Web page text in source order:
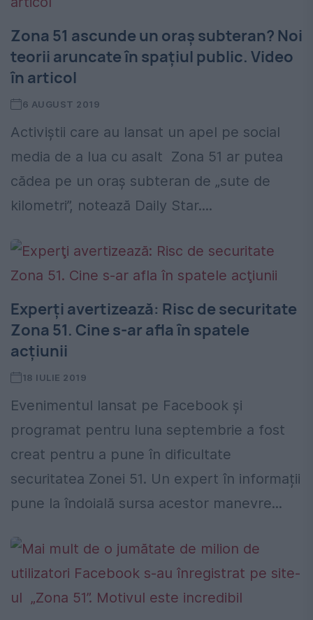
Zona 51 ascunde un oraş subteran? Noi
teorii aruncate în spaţiul public. Video
în articol
6 AUGUST 2019
Activiştii care au lansat un apel pe social
media de a lua cu asalt Zona 51 ar putea
cădea pe un oraș subteran de „sute de
kilometri”, notează Daily Star....
Experţi avertizează: Risc de securitate
Zona 51. Cine s-ar afla în spatele
acţiunii
18 IULIE 2019
Evenimentul lansat pe Facebook şi
programat pentru luna septembrie a fost
creat pentru a pune în dificultate
securitatea Zonei 51. Un expert în informații
pune la îndoială sursa acestor manevre...